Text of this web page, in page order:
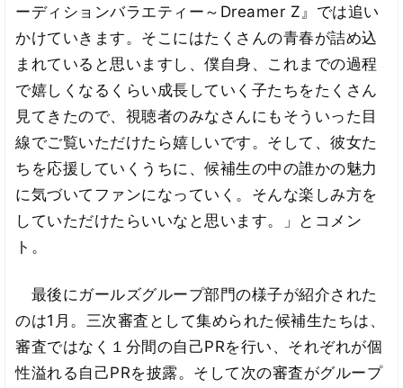
ーディションバラエティー～Dreamer Z』では追い
かけていきます。そこにはたくさんの青春が詰め込
まれていると思いますし、僕自身、これまでの過程
で嬉しくなるくらい成長していく子たちをたくさん
見てきたので、視聴者のみなさんにもそういった目
線でご覧いただけたら嬉しいです。そして、彼女た
ちを応援していくうちに、候補生の中の誰かの魅力
に気づいてファンになっていく。そんな楽しみ方を
していただけたらいいなと思います。」とコメン
ト。
最後にガールズグループ部門の様子が紹介された
のは1月。三次審査として集められた候補生たちは、
審査ではなく１分間の自己PRを行い、それぞれが個
性溢れる自己PRを披露。そして次の審査がグループ